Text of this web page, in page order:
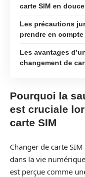
carte SIM en
Les précautions
prendre en compte
Les avantages
changement de
Pourquoi la
est cruciale
carte SIM
Changer de carte
dans la vie
est perçue comme